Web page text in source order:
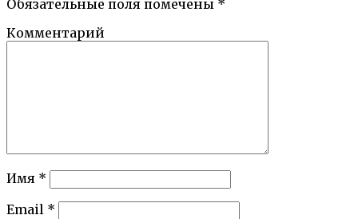
Обязательные поля помечены *
Комментарий
Имя *
Email *